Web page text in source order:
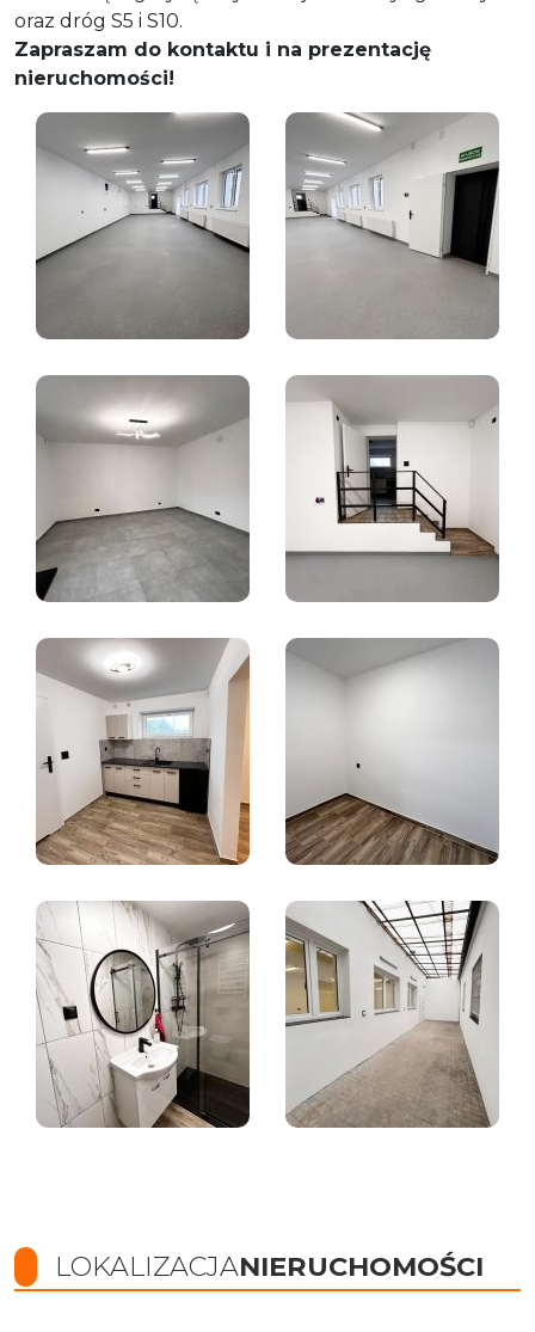
oraz dróg S5 i S10.
Zapraszam do kontaktu i na prezentację
nieruchomości!
LOKALIZACJANIERUCHOMOŚCI